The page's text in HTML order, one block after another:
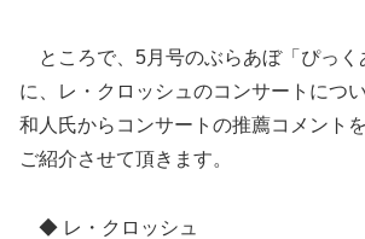
ところで、5月号のぶらあぼ「ぴっ
に、レ・クロッシュのコンサートにつ
和人氏からコンサートの推薦コメント
ご紹介させて頂きます。
◆ レ・クロッシュ